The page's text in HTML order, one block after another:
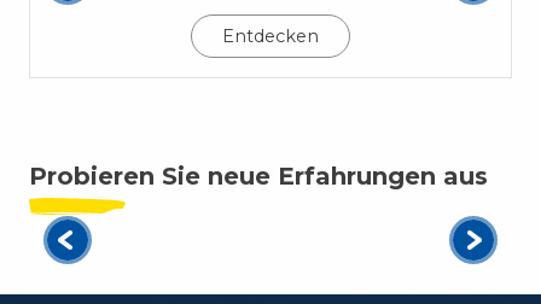
Entdecken
Probieren Sie neue Erfahrungen aus